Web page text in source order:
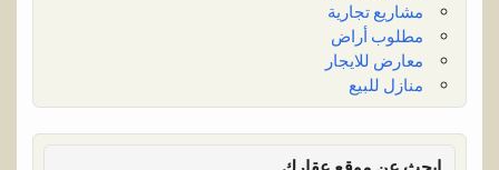
مشاريع تجارية
مطلوب أراض
معارض للايجار
منازل للبيع